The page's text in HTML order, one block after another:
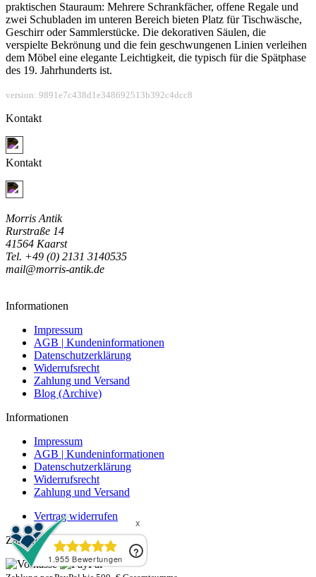
praktischen Stauraum: Mehrere Schrankfächer, offene Regale und
zwei Schubladen im unteren Bereich bieten Platz für Tischwäsche,
Geschirr oder Sammlerstücke. Die dekorativen Säulen, die
verspielte Bekrönung und die fein geschwungenen Linien verleihen
dem Möbel eine elegante Leichtigkeit, die typisch für die Spätphase
des 19. Jahrhunderts ist.
version: 9891e7c438d1e348692513b392c4dcc8
Kontakt
Kontakt
Morris Antik
Rurstraße 14
41564 Kaarst
Tel. +49 (0) 2131 3140535
mail@morris-antik.de
Informationen
Impressum
AGB | Kundeninformationen
Datenschutzerklärung
Widerrufsrecht
Zahlung und Versand
Blog (Archive)
Informationen
Impressum
AGB | Kundeninformationen
Datenschutzerklärung
Widerrufsrecht
Zahlung und Versand
Vertrag widerrufen
Zahlungsweisen